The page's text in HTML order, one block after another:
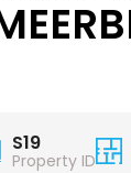
S19
Property ID